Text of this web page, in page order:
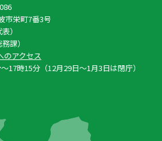
市栄町7番3号
）
課）
のアクセス
17時15分（12月29日〜1月3日は閉庁）